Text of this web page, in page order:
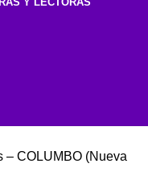
– COLUMBO (Nueva